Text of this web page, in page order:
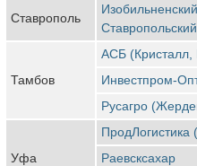
Ставрополь
Тамбов
АСБ (Кристалл,
Инвестпром-
Русагро
Уфа
ПродЛогистика
Раевсксахар